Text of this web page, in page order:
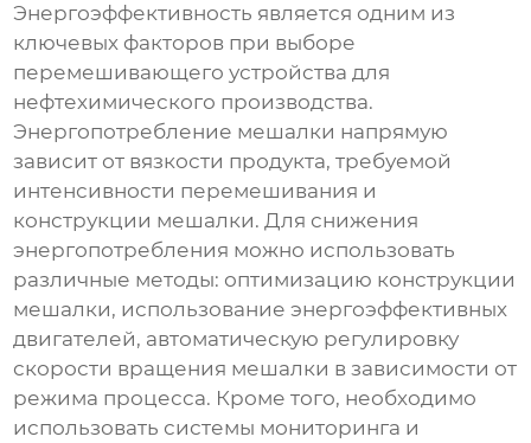
Энергоэффективность является одним из
ключевых факторов при выборе
перемешивающего устройства для
нефтехимического производства.
Энергопотребление мешалки напрямую
зависит от вязкости продукта, требуемой
интенсивности перемешивания и
конструкции мешалки. Для снижения
энергопотребления можно использовать
различные методы: оптимизацию конструкции
мешалки, использование энергоэффективных
двигателей, автоматическую регулировку
скорости вращения мешалки в зависимости от
режима процесса. Кроме того, необходимо
использовать системы мониторинга и